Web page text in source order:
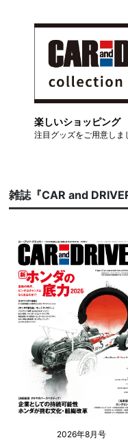
楽しいショッピング
注目グッズをご用意しま
雑誌『CAR and
2026年8月号